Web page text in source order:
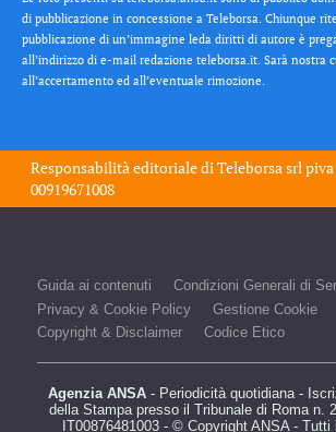
di pubblicazione in concessione a Teleborsa. Chiunque
pubblicazione di un’immagine leda diritti di autore è
all’indirizzo di e-mail redazione teleborsa.it. Sarà nostra
all’accertamento ed all’eventuale rimozione.
Responsabilità editoriale diTeleborsa srlpiva
00919671008
Guida ai contenuti Condizioni Generali di
Privacy & Cookie Policy
Gestione Cookie
Copyright & Disclaimer
Codice Etico
Agenzia ANSA - Periodicità quotidiana -
della Stampa presso il Tribunale di Roma n.
IT00876481003 - © Copyright ANSA -